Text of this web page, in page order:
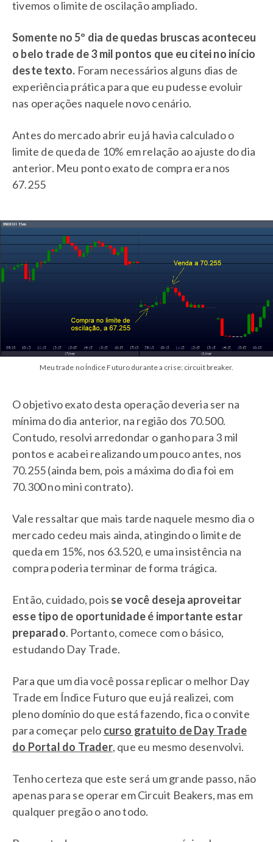
tivemos o limite de oscilação ampliado.
Somente no 5º dia de quedas bruscas aconteceu
o belo trade de 3 mil pontos que eu citei no início
deste texto. Foram necessários alguns dias de
experiência prática para que eu pudesse evoluir
nas operações naquele novo cenário.
Antes do mercado abrir eu já havia calculado o
limite de queda de 10% em relação ao ajuste do dia
anterior. Meu ponto exato de compra era nos
67.255
Meu trade no Índice Futuro durante a crise: circuit breaker.
O objetivo exato desta operação deveria ser na
mínima do dia anterior, na região dos 70.500.
Contudo, resolvi arredondar o ganho para 3 mil
pontos e acabei realizando um pouco antes, nos
70.255 (ainda bem, pois a máxima do dia foi em
70.300 no mini contrato).
Vale ressaltar que mais tarde naquele mesmo dia o
mercado cedeu mais ainda, atingindo o limite de
queda em 15%, nos 63.520, e uma insistência na
compra poderia terminar de forma trágica.
Então, cuidado, pois se você deseja aproveitar
esse tipo de oportunidade é importante estar
preparado. Portanto, comece com o básico,
estudando Day Trade.
Para que um dia você possa replicar o melhor Day
Trade em Índice Futuro que eu já realizei, com
pleno domínio do que está fazendo, fica o convite
para começar pelo curso gratuito de Day Trade
do Portal do Trader, que eu mesmo desenvolvi.
Tenho certeza que este será um grande passo, não
apenas para se operar em Circuit Beakers, mas em
qualquer pregão o ano todo.